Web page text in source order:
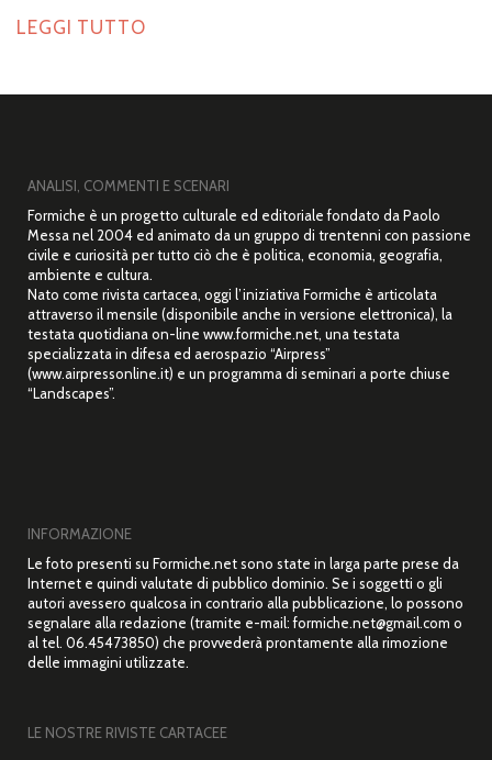
LEGGI TUTTO
ANALISI, COMMENTI E SCENARI
Formiche è un progetto culturale ed editoriale fondato da Paolo
Messa nel 2004 ed animato da un gruppo di trentenni con passione
civile e curiosità per tutto ciò che è politica, economia, geografia,
ambiente e cultura.
Nato come rivista cartacea, oggi l’iniziativa Formiche è articolata
attraverso il mensile (disponibile anche in versione elettronica), la
testata quotidiana on-line www.formiche.net, una testata
specializzata in difesa ed aerospazio “Airpress”
(www.airpressonline.it) e un programma di seminari a porte chiuse
“Landscapes”.
INFORMAZIONE
Le foto presenti su Formiche.net sono state in larga parte prese da
Internet e quindi valutate di pubblico dominio. Se i soggetti o gli
autori avessero qualcosa in contrario alla pubblicazione, lo possono
segnalare alla redazione (tramite e-mail: formiche.net@gmail.com o
al tel. 06.45473850) che provvederà prontamente alla rimozione
delle immagini utilizzate.
LE NOSTRE RIVISTE CARTACEE